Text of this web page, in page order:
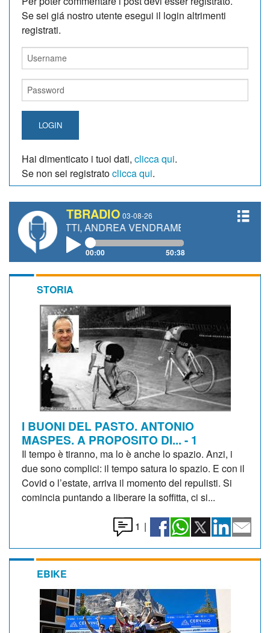
Se sei giá nostro utente esegui il login altrimenti
registrati.
LOGIN
Hai dimenticato i tuoi dati, clicca qui.
Se non sei registratoclicca qui.
TBRADIO 03-08-26
ANDREA VENDRAME, FILIPPO FIORELLI
00:00 50:38
STORIA
I BUONI DEL PASTO. ANTONIO
MASPES. A PROPOSITO DI... - 1
Il tempo è tiranno, ma lo è anche lo spazio. Anzi, i
due sono complici: il tempo satura lo spazio. E con il
Covid o l’estate, arriva il momento del repulisti. Si
comincia puntando a liberare la soffitta, ci si...
1 |
EBIKE